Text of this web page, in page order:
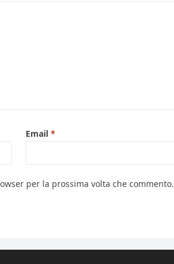
Email *
per la prossima volta che commento.